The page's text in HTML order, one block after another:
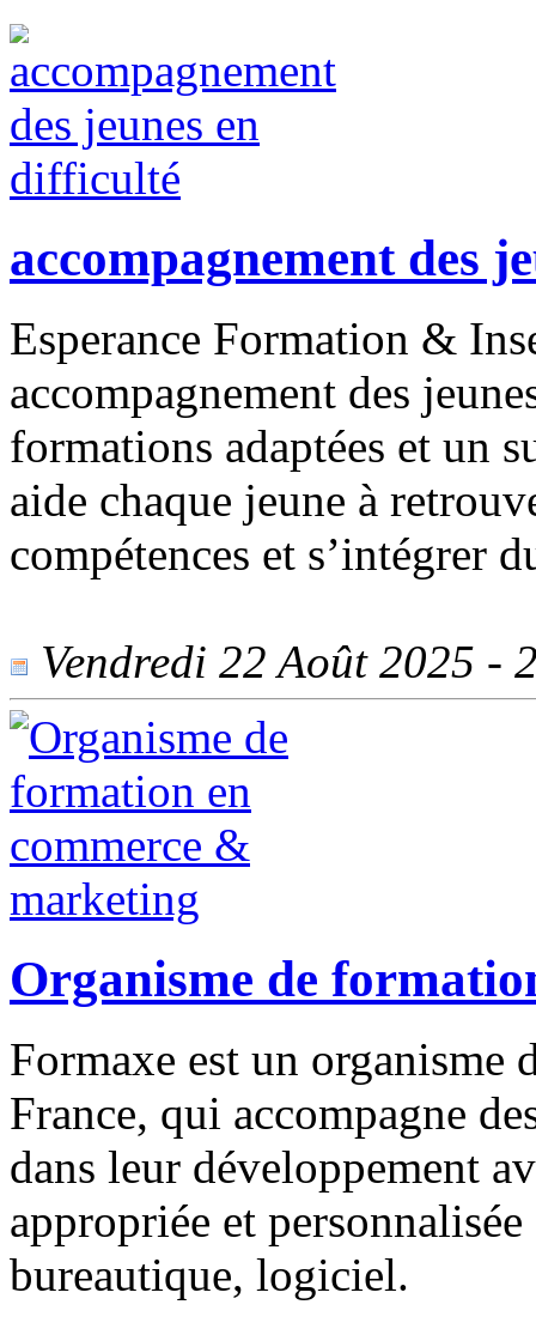
accompagnement des
Esperance Formation &
accompagnement des
formations adaptées et un
aide chaque jeune à
compétences et s’intégrer
Vendredi 22 Août 2025 -
Organisme de
Formaxe est un organisme
France, qui accompagne
dans leur développement
appropriée et
bureautique, logiciel.